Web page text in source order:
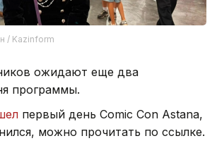
/ Kazinform
ожидают еще два
программы.
первый день Comic Con Astana,
можно прочитать по ссылке.